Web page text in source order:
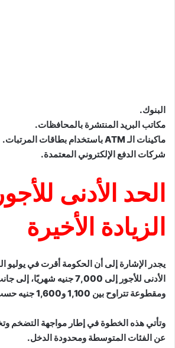
البنوك.
مكاتب البريد المنتشرة بالمحافظات.
ماكينات الـ ATM باستخدام بطاقات المرتبات.
شركات الدفع الإلكتروني المعتمدة.
الحد الأدنى
الزيادة الأخيرة
يجدر الإشارة إلى أن الحكومة أقرت في يوليو
الأدنى للأجور إلى 7,000 جنيه
ومقطوعة تتراوح بين 1,100 و1,600 جنيه حسب الدرجة الوظيفية.
وتأتي هذه الخطوة في إطار مواجهة التضخم
عن الفئات المتوسطة ومحدودة الدخل.